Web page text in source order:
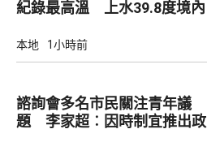
紀錄最高溫 上水39.8度境內
本地 1小時前
諮詢會多名市民關注青年議
題 李家超︰因時制宜推出政